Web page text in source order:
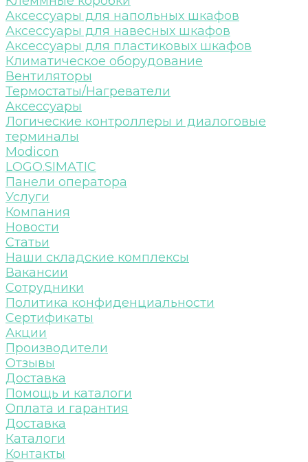
Аксессуары для напольных шкафов
Аксессуары для навесных шкафов
Аксессуары для пластиковых шкафов
Климатическое оборудование
Вентиляторы
Термостаты/Нагреватели
Аксессуары
Логические контроллеры и диалоговые
терминалы
Modicon
LOGO.SIMATIC
Панели оператора
Услуги
Компания
Новости
Статьи
Наши складские комплексы
Вакансии
Сотрудники
Политика конфиденциальности
Сертификаты
Акции
Производители
Отзывы
Доставка
Помощь и каталоги
Оплата и гарантия
Доставка
Каталоги
Контакты